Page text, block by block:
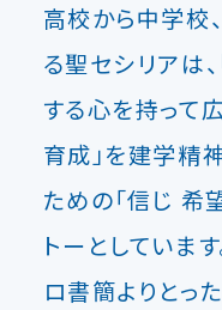
高校から中学校
る聖セシリアは
する心を持って
育成」を建学精
ための「信じ 希
トーとしていま
ロ書簡よりとっ